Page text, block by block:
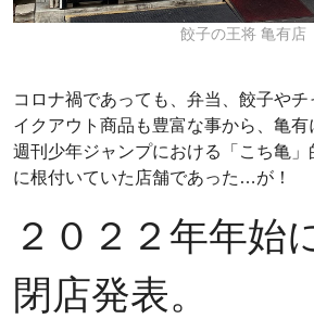
餃子の王将 亀有店
コロナ禍であっても、弁当、餃子や
イクアウト商品も豊富な事から、亀
週刊少年ジャンプにおける「こち亀
に根付いていた店舗であった…が！
２０２２年年始
閉店発表。